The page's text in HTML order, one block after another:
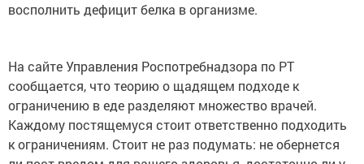
восполнить дефицит белка в организме.
На сайте Управления Роспотребнадзора по РТ
сообщается, что теорию о щадящем подходе к
ограничению в еде разделяют множество врачей.
Каждому постящемуся стоит ответственно подходить
к ограничениям. Стоит не раз подумать: не обернется